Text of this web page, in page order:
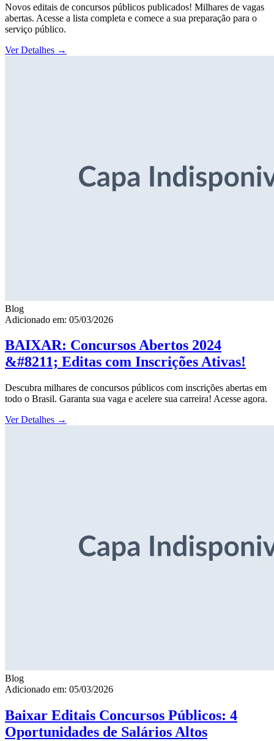
Novos editais de concursos públicos publicados! Milhares de vagas
abertas. Acesse a lista completa e comece a sua preparação para o
serviço público.
Ver Detalhes →
Blog
Adicionado em: 05/03/2026
BAIXAR: Concursos Abertos 2024
&#8211; Editas com Inscrições Ativas!
Descubra milhares de concursos públicos com inscrições abertas em
todo o Brasil. Garanta sua vaga e acelere sua carreira! Acesse agora.
Ver Detalhes →
Blog
Adicionado em: 05/03/2026
Baixar Editais Concursos Públicos: 4
Oportunidades de Salários Altos